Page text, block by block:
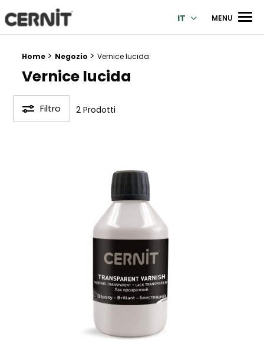
Cernit Une qualité haut de gamme pour des créations
IT MENU
Breadcrumb trail:
Home > Negozio > Vernice lucida
Vernice lucida
Filtro 2 Prodotti